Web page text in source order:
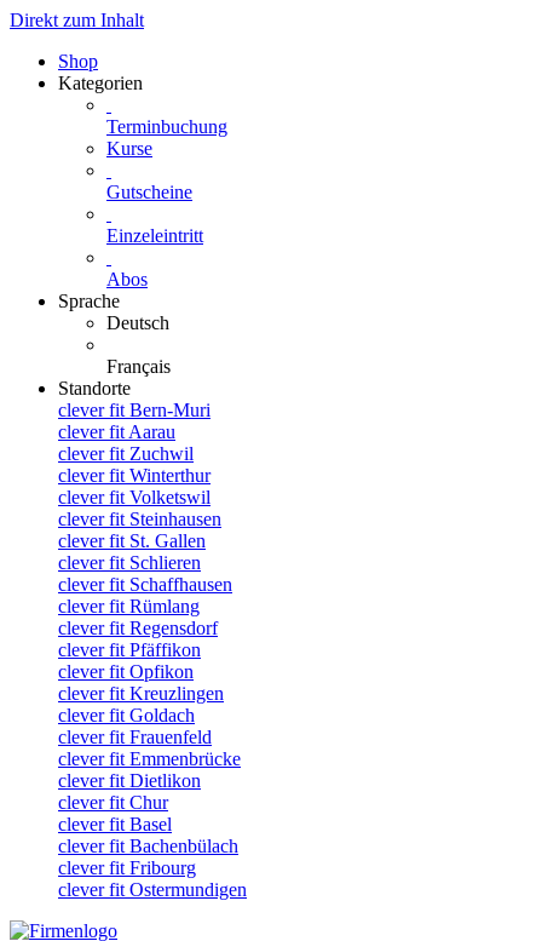
Direkt zum Inhalt
Shop
Kategorien
Terminbuchung
Kurse
Gutscheine
Einzeleintritt
Abos
Sprache
Deutsch
Français
Standorte
clever fit Bern-Muri
clever fit Aarau
clever fit Zuchwil
clever fit Winterthur
clever fit Volketswil
clever fit Steinhausen
clever fit St. Gallen
clever fit Schlieren
clever fit Schaffhausen
clever fit Rümlang
clever fit Regensdorf
clever fit Pfäffikon
clever fit Opfikon
clever fit Kreuzlingen
clever fit Goldach
clever fit Frauenfeld
clever fit Emmenbrücke
clever fit Dietlikon
clever fit Chur
clever fit Basel
clever fit Bachenbülach
clever fit Fribourg
clever fit Ostermundigen